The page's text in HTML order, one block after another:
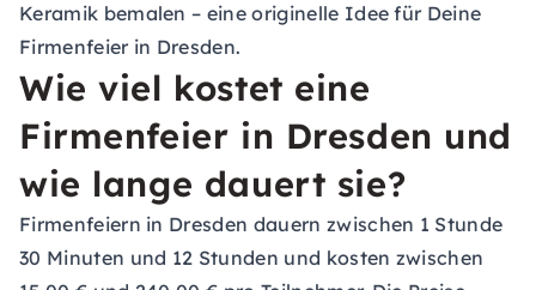
Keramik bemalen – eine originelle Idee für Deine
Firmenfeier in Dresden.
Wie viel kostet eine
Firmenfeier in Dresden und
wie lange dauert sie?
Firmenfeiern in Dresden dauern zwischen 1 Stunde
30 Minuten und 12 Stunden und kosten zwischen